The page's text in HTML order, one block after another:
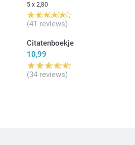
5 x 2,80
(41 reviews)
Citatenboekje
10,99
(34 reviews)